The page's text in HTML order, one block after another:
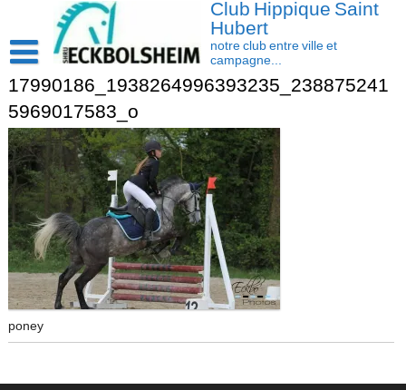
Club Hippique Saint
Hubert
notre club entre ville et
campagne...
Accueil
Saison 2026-2027
Les actus
Cavasoft client
Présentation
L’équipe
Les installations
La cavalerie : Les chevaux et les poneys
Activités
Disciplines
Compétition
Contact/accès
17990186_1938264996393235_238875241
5969017583_o
poney